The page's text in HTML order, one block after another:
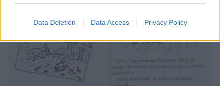
Data Deletion Data Access Privacy Policy